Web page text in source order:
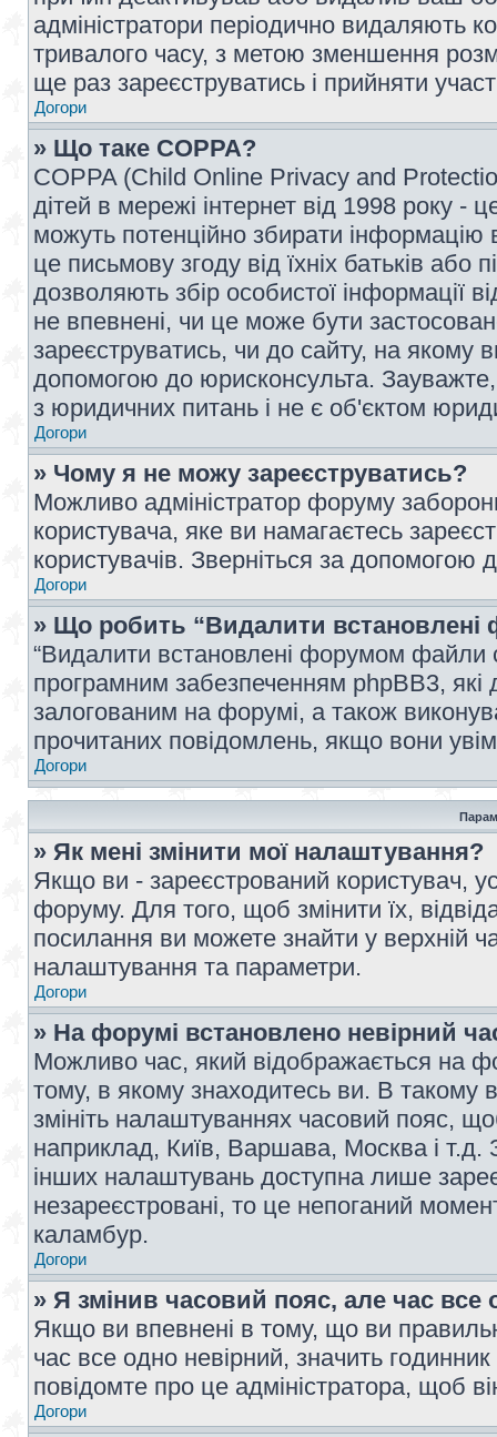
адміністратори періодично видаляють
тривалого часу, з метою зменшення
ще раз зареєструватись і прийняти
Догори
» Що таке COPPA?
COPPA (Child Online Privacy and
дітей в мережі інтернет від 1998 року -
можуть потенційно збирати інформацію
це письмову згоду від їхніх батьків або
дозволяють збір особистої інформації
не впевнені, чи це може бути
зареєструватись, чи до сайту, на якому
допомогою до юрисконсульта.
з юридичних питань і не є об'єктом
Догори
» Чому я не можу зареєструватись?
Можливо адміністратор форуму
користувача, яке ви намагаєтесь
користувачів. Зверніться за допомогою
Догори
» Що робить “Видалити
“Видалити встановлені форумом файли
програмним забезпеченням phpBB3,
залогованим на форумі, а також
прочитаних повідомлень, якщо вони
Догори
» Як мені змінити мої налаштування?
Якщо ви - зареєстрований користувач,
форуму. Для того, щоб змінити їх,
посилання ви можете знайти у верхній
налаштування та параметри.
Догори
» На форумі встановлено невірний
Можливо час, який відображається на
тому, в якому знаходитесь ви. В такому
змініть налаштуваннях часовий пояс,
наприклад, Київ, Варшава, Москва і т.д.
інших налаштувань доступна лише
незареєстровані, то це непоганий
каламбур.
Догори
» Я змінив часовий пояс, але час все
Якщо ви впевнені в тому, що ви
час все одно невірний, значить
повідомте про це адміністратора, щоб
Догори